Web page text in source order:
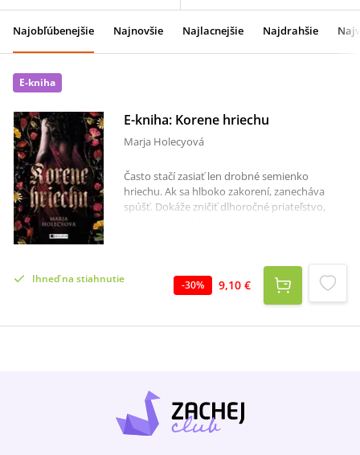
Najobľúbenejšie Najnovšie Najlacnejšie Najdrahšie
E-kniha
E-kniha: Korene hriechu
Marja Holecyová
Často stačí zasiať len drobné semienko
hriechu. Ak sa hlboko zakorení, zanecháva
spúšť. Dokáže zničiť dlhoročné priateľstvo,
mladšieho brata Rafaela pamätá ako
nemilosrdných násilníkov, ktorí bez škrupúľ
prezliekali kabáty, drancovali a dobýjali hrady.
stať nepriatelia Hovorí sa, že za všetkým hľadaj
priateľku. Zobrala ju pod svoje krídla, naučila ju
správať sa ako dáma, umožnila jej vzdelanie.
Len jej pôvod nemohla zmeniť. Loriana už
nepatrila medzi sedliakov, no nemohla sa
Ihneď na stiahnutie -30% 9,10 €